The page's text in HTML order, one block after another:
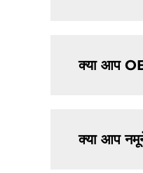
क्या आप
क्या आप